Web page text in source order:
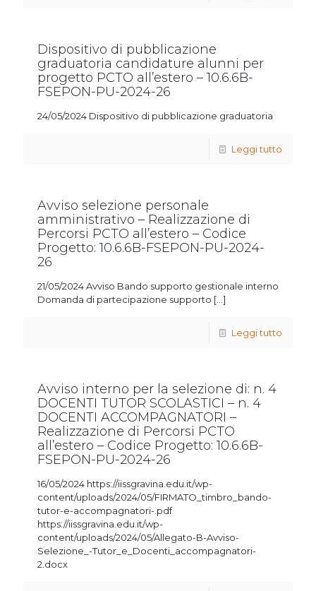
Dispositivo di pubblicazione
graduatoria candidature alunni per
progetto PCTO all’estero – 10.6.6B-
FSEPON-PU-2024-26
24/05/2024 Dispositivo di pubblicazione graduatoria
Leggi tutto
Avviso selezione personale
amministrativo – Realizzazione di
Percorsi PCTO all’estero – Codice
Progetto: 10.6.6B-FSEPON-PU-2024-
26
21/05/2024 Avviso Bando supporto gestionale interno
Domanda di partecipazione supporto […]
Leggi tutto
Avviso interno per la selezione di: n. 4
DOCENTI TUTOR SCOLASTICI – n. 4
DOCENTI ACCOMPAGNATORI –
Realizzazione di Percorsi PCTO
all’estero – Codice Progetto: 10.6.6B-
FSEPON-PU-2024-26
16/05/2024 https://iissgravina.edu.it/wp-
content/uploads/2024/05/FIRMATO_timbro_bando-
tutor-e-accompagnatori-.pdf
https://iissgravina.edu.it/wp-
content/uploads/2024/05/Allegato-B-Avviso-
Selezione_-Tutor_e_Docenti_accompagnatori-
2.docx